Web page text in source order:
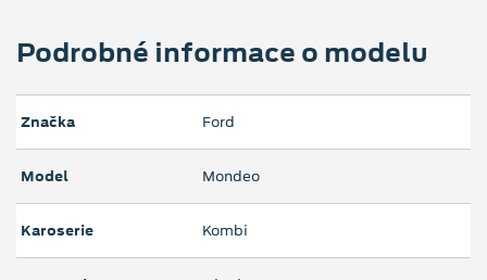
Podrobné informace o modelu
Značka Ford
Model Mondeo
Karoserie Kombi